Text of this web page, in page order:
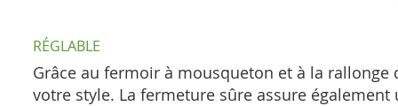
RÉGLABLE
Grâce au fermoir à mousqueton et à la
votre style. La fermeture sûre assure